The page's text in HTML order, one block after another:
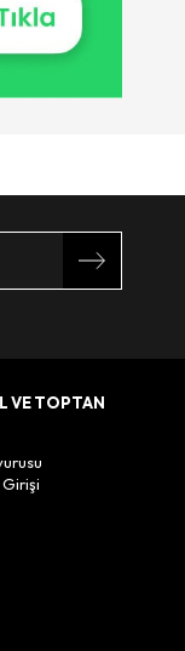
VE TOPTAN